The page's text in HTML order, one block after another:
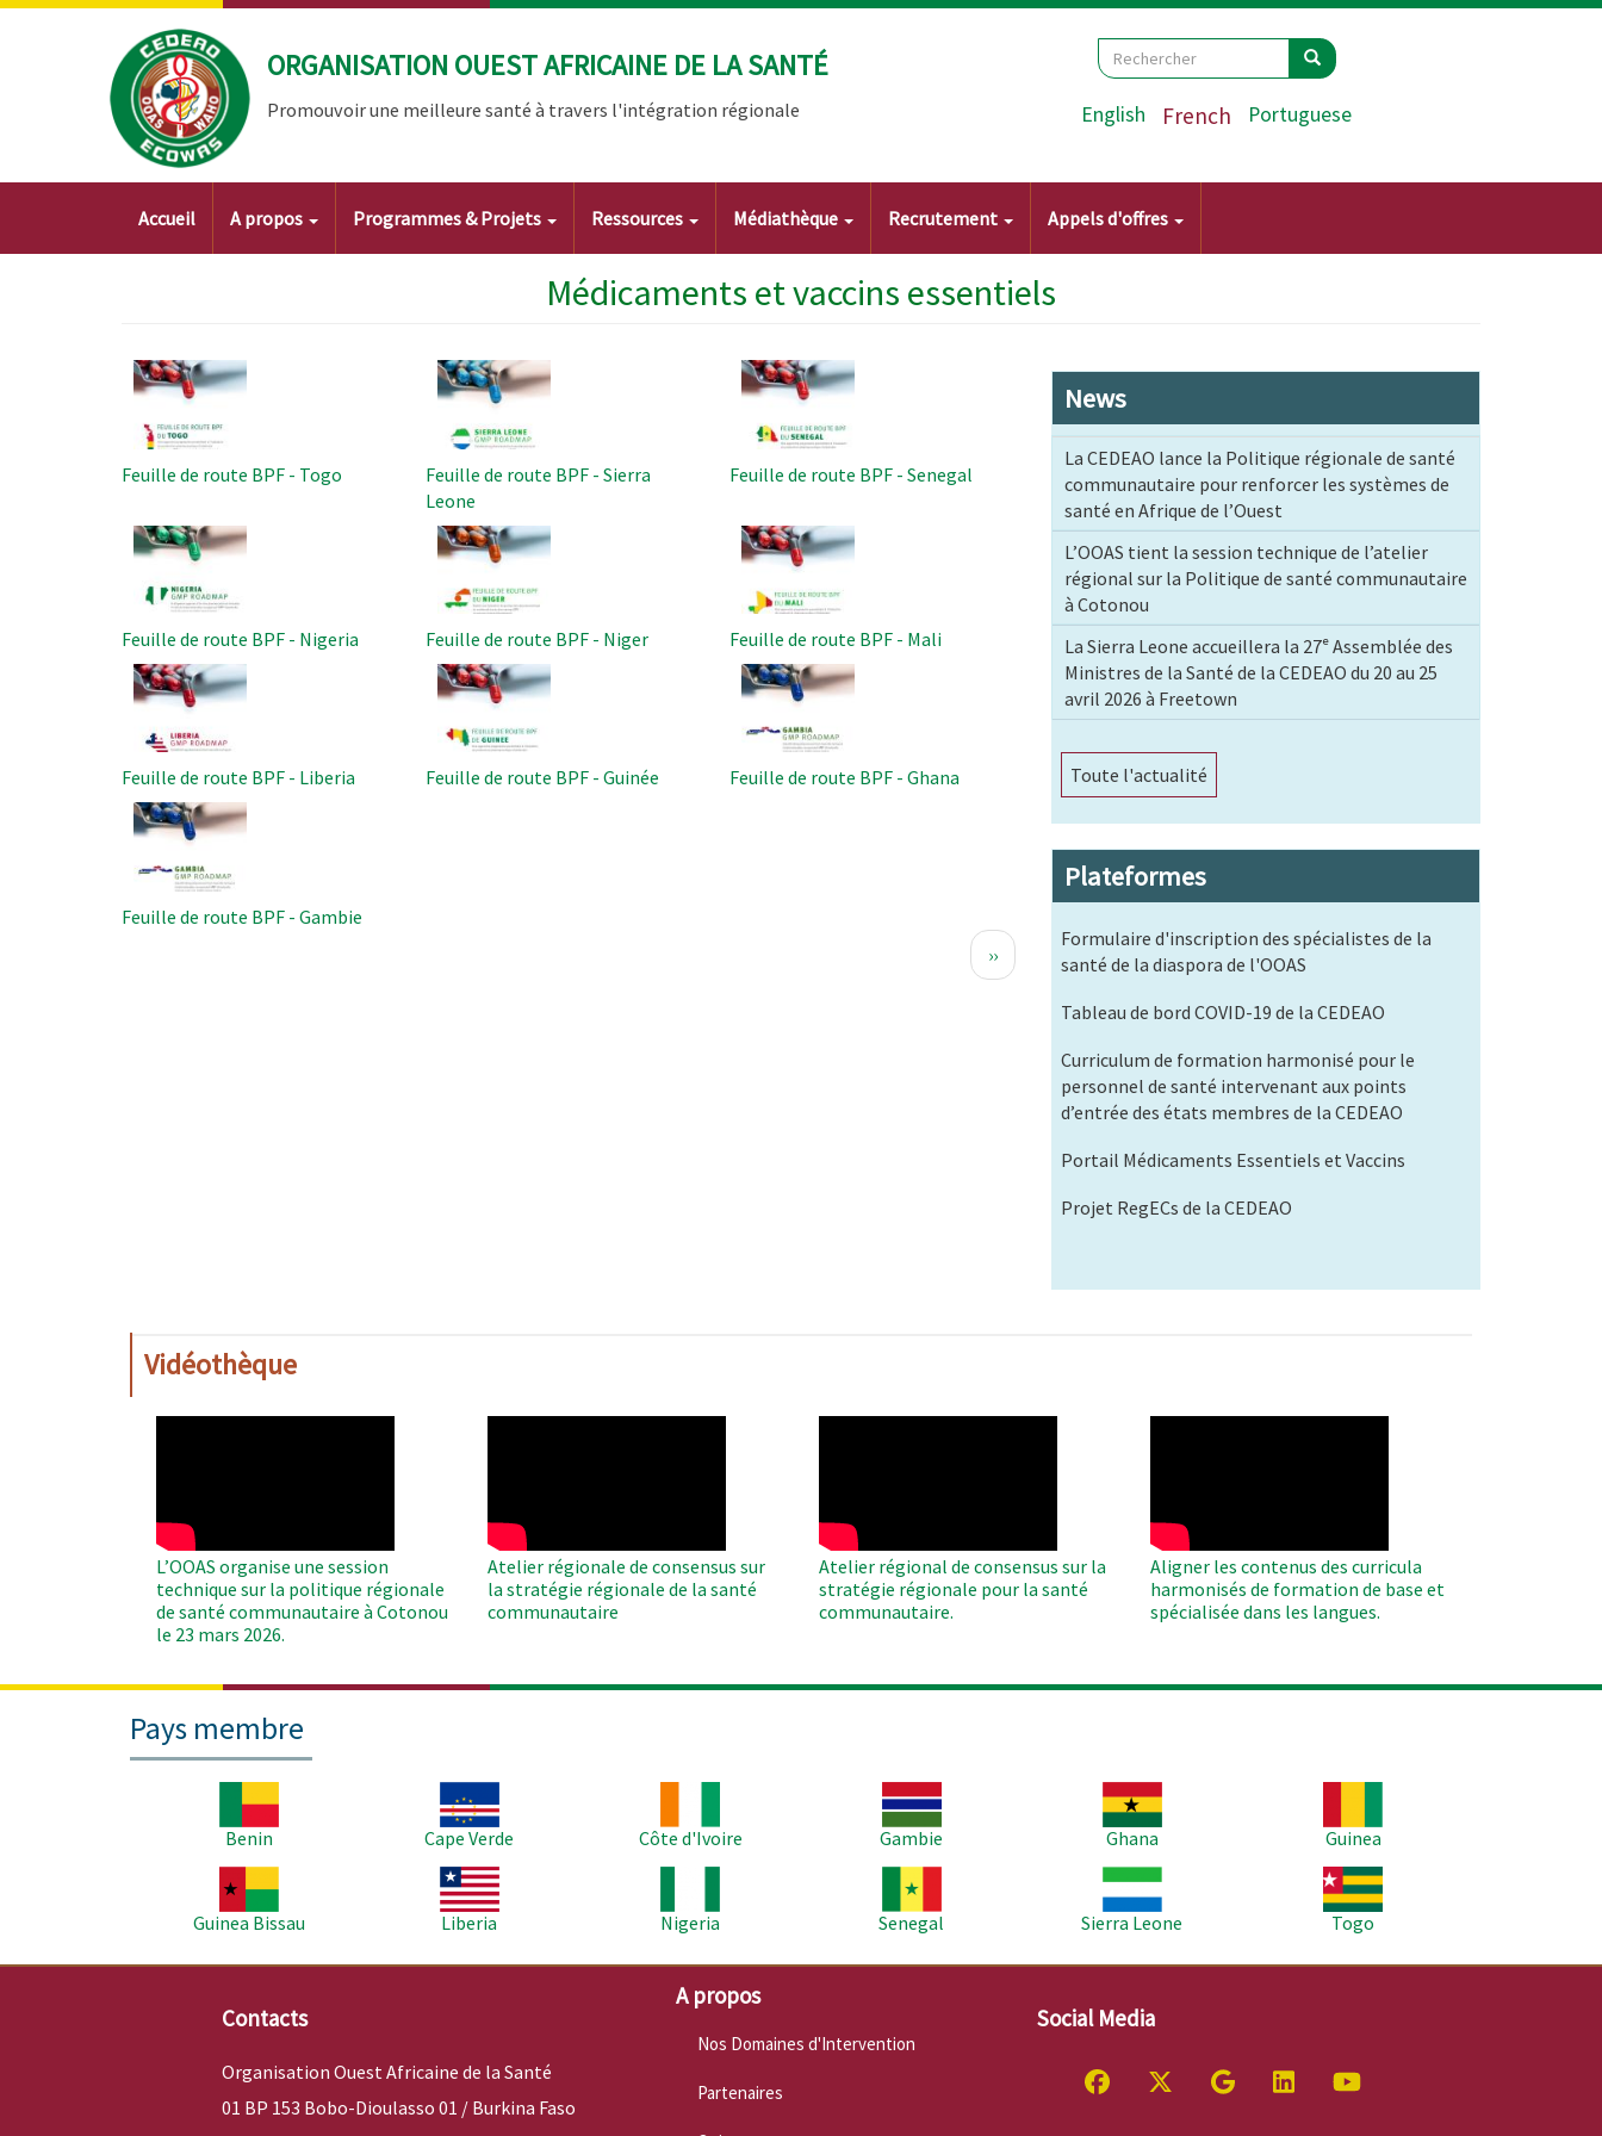
Aller
ORGANISATION OUEST AFRICAINE DE LA SANTÉ
Promouvoir une meilleure santé à travers l'intégration régionale
Search
Rechercher Rechercher
English French Portuguese
Main
navigation
Accueil A propos Programmes & Projets Ressources Médiathèque Recrutement Appels d'offres
Médicaments et vaccins essentiels
Image
Feuille de route BPF - Togo
Image
Feuille de route BPF - Sierra
Leone
Image
Feuille de route BPF - Senegal
Image
Feuille de route BPF - Nigeria
Image
Feuille de route BPF - Niger
Image
Feuille de route BPF - Mali
Image
Feuille de route BPF - Liberia
Image
Feuille de route BPF - Guinée
Image
Feuille de route BPF - Ghana
Image
Feuille de route BPF - Gambie
Page
››
News
La CEDEAO lance la Politique régionale de santé
communautaire pour renforcer les systèmes de
santé en Afrique de l’Ouest
L’OOAS tient la session technique de l’atelier
régional sur la Politique de santé communautaire
à Cotonou
La Sierra Leone accueillera la 27ᵉ Assemblée des
Ministres de la Santé de la CEDEAO du 20 au 25
avril 2026 à Freetown
Toute l'actualité
Plateformes
Formulaire d'inscription des spécialistes de la
santé de la diaspora de l'OOAS
Tableau de bord COVID-19 de la CEDEAO
Curriculum de formation harmonisé pour le
personnel de santé intervenant aux points
d’entrée des états membres de la CEDEAO
Portail Médicaments Essentiels et Vaccins
Projet RegECs de la CEDEAO
Vidéothèque
L’OOAS organise une session
technique sur la politique régionale
de santé communautaire à Cotonou
le 23 mars 2026.
Atelier régionale de consensus sur
la stratégie régionale de la santé
communautaire
Atelier régional de consensus sur la
stratégie régionale pour la santé
communautaire.
Aligner les contenus des curricula
harmonisés de formation de base et
spécialisée dans les langues.
Pays membre
Benin
Cape Verde
Côte d'Ivoire
Gambie
Ghana
Guinea
Guinea Bissau
Liberia
Nigeria
Senegal
Sierra Leone
Togo
Contacts
Organisation Ouest Africaine de la Santé
01 BP 153 Bobo-Dioulasso 01 / Burkina Faso
A propos
Nos Domaines d'Intervention
Partenaires
Social Media